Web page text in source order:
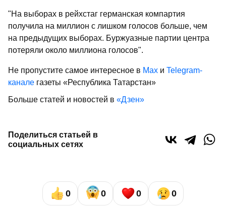
"На выборах в рейхстаг германская компартия
получила на миллион с лишком голосов больше, чем
на предыдущих выборах. Буржуазные пар­тии центра
потеряли около миллиона голосов".
Не пропустите самое интересное в Max и Telegram-
канале газеты «Республика Татарстан»
Больше статей и новостей в «Дзен»
Поделиться статьей в
социальных сетях
0 0 0 0